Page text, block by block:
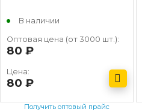
В наличии
Оптовая цена (от 3000 шт.):
80
Цена:
80
Получить оптовый прайс